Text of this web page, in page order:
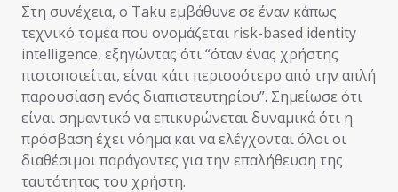
Στη συνέχεια, ο Taku εμβάθυνε σε έναν κάπως
τεχνικό τομέα που ονομάζεται risk-based identity
intelligence, εξηγώντας ότι “όταν ένας χρήστης
πιστοποιείται, είναι κάτι περισσότερο από την απλή
παρουσίαση ενός διαπιστευτηρίου”. Σημείωσε ότι
είναι σημαντικό να επικυρώνεται δυναμικά ότι η
πρόσβαση έχει νόημα και να ελέγχονται όλοι οι
διαθέσιμοι παράγοντες για την επαλήθευση της
ταυτότητας του χρήστη.